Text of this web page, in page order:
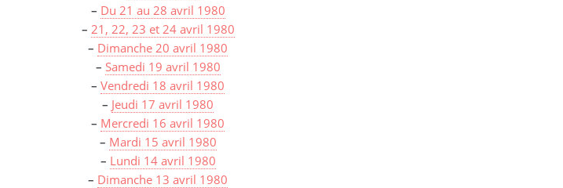
– Du 21 au 28 avril 1980
– 21, 22, 23 et 24 avril 1980
– Dimanche 20 avril 1980
– Samedi 19 avril 1980
– Vendredi 18 avril 1980
– Jeudi 17 avril 1980
– Mercredi 16 avril 1980
– Mardi 15 avril 1980
– Lundi 14 avril 1980
– Dimanche 13 avril 1980